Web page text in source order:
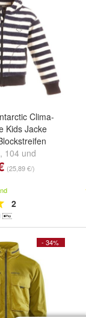
Clima-
Kids Jacke
, 104 und
(25,89 €/)
2
- 34%